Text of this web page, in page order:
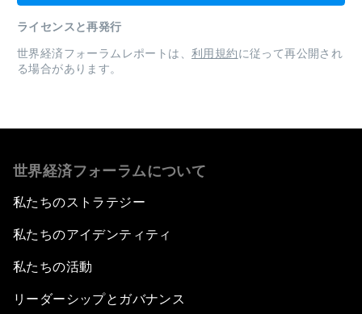
ライセンスと再発行
世界経済フォーラムレポートは、 利用規約に従って再公開され
る場合があります。
世界経済フォーラムについて
私たちのストラテジー
私たちのアイデンティティ
私たちの活動
リーダーシップとガバナンス